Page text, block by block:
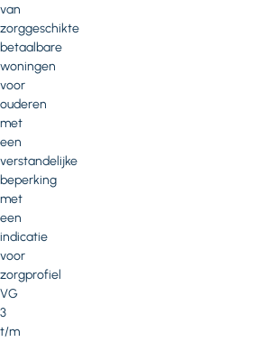
van
zorggeschikte
betaalbare
woningen
voor
ouderen
met
een
verstandelijke
beperking
met
een
indicatie
voor
zorgprofiel
VG
3
t/m